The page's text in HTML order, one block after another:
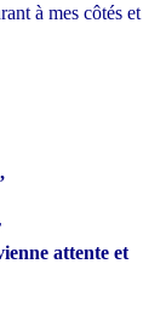
à mes côtés et
attente et